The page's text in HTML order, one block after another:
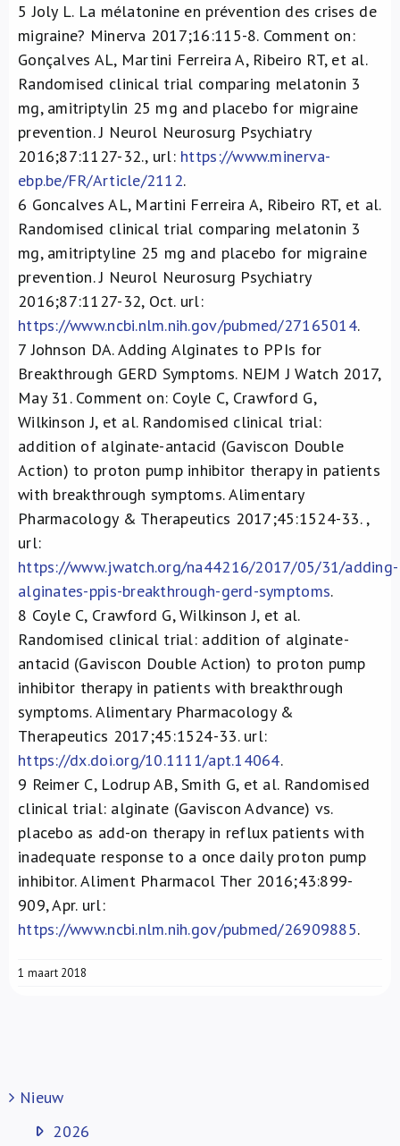
5 Joly L. La mélatonine en prévention des crises de
migraine? Minerva 2017;16:115-8. Comment on:
Gonçalves AL, Martini Ferreira A, Ribeiro RT, et al.
Randomised clinical trial comparing melatonin 3
mg, amitriptylin 25 mg and placebo for migraine
prevention. J Neurol Neurosurg Psychiatry
2016;87:1127-32., url: https://www.minerva-
ebp.be/FR/Article/2112.
6 Goncalves AL, Martini Ferreira A, Ribeiro RT, et al.
Randomised clinical trial comparing melatonin 3
mg, amitriptyline 25 mg and placebo for migraine
prevention. J Neurol Neurosurg Psychiatry
2016;87:1127-32, Oct. url:
https://www.ncbi.nlm.nih.gov/pubmed/27165014.
7 Johnson DA. Adding Alginates to PPIs for
Breakthrough GERD Symptoms. NEJM J Watch 2017,
May 31. Comment on: Coyle C, Crawford G,
Wilkinson J, et al. Randomised clinical trial:
addition of alginate-antacid (Gaviscon Double
Action) to proton pump inhibitor therapy in patients
with breakthrough symptoms. Alimentary
Pharmacology & Therapeutics 2017;45:1524-33. ,
url:
https://www.jwatch.org/na44216/2017/05/31/adding-
alginates-ppis-breakthrough-gerd-symptoms.
8 Coyle C, Crawford G, Wilkinson J, et al.
Randomised clinical trial: addition of alginate-
antacid (Gaviscon Double Action) to proton pump
inhibitor therapy in patients with breakthrough
symptoms. Alimentary Pharmacology &
Therapeutics 2017;45:1524-33. url:
https://dx.doi.org/10.1111/apt.14064.
9 Reimer C, Lodrup AB, Smith G, et al. Randomised
clinical trial: alginate (Gaviscon Advance) vs.
placebo as add-on therapy in reflux patients with
inadequate response to a once daily proton pump
inhibitor. Aliment Pharmacol Ther 2016;43:899-
909, Apr. url:
https://www.ncbi.nlm.nih.gov/pubmed/26909885.
1 maart 2018
Nieuw
2026